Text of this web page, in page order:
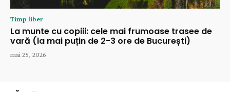
Timp liber
La munte cu copiii: cele mai frumoase trasee de
vară (la mai puțin de 2-3 ore de București)
mai 25, 2026